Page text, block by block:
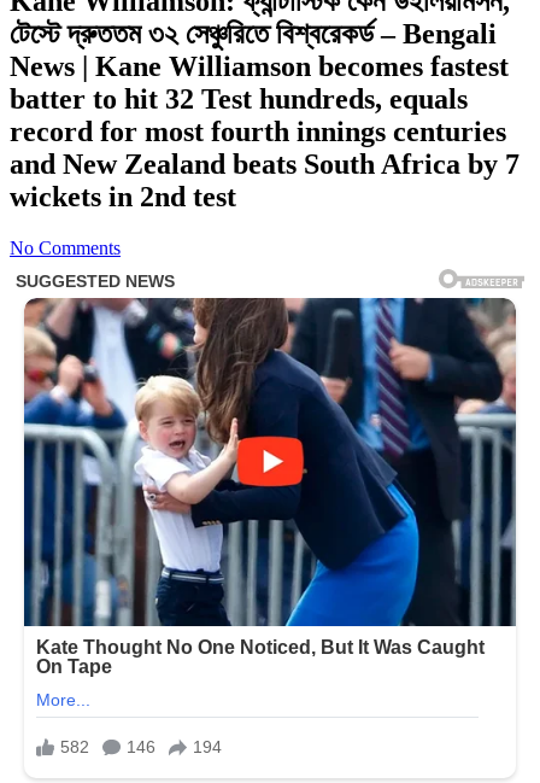
টেস্টে দ্রুততম ৩২ সেঞ্চুরিতে বিশ্বরেকর্ড – Bengali
News | Kane Williamson becomes fastest
batter to hit 32 Test hundreds, equals
record for most fourth innings centuries
and New Zealand beats South Africa by 7
wickets in 2nd test
No Comments